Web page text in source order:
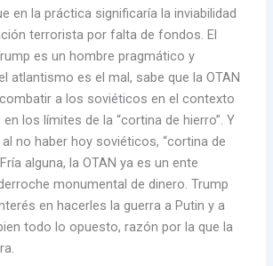
en la práctica significaría la inviabilidad
terrorista por falta de fondos. El
es un hombre pragmático y
atlantismo es el mal, sabe que la OTAN
a los soviéticos en el contexto
en los límites de la “cortina de hierro”. Y
no haber hoy soviéticos, “cortina de
alguna, la OTAN ya es un ente
monumental de dinero. Trump
en hacerles la guerra a Putin y a
todo lo opuesto, razón por la que la